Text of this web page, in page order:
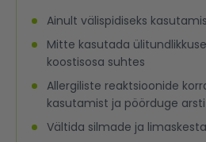
Ainult välispidiseks
Mitte kasutada
koostisosa suhtes
Allergiliste reaktsioonide
kasutamist ja pöörduge
Vältida silmade ja